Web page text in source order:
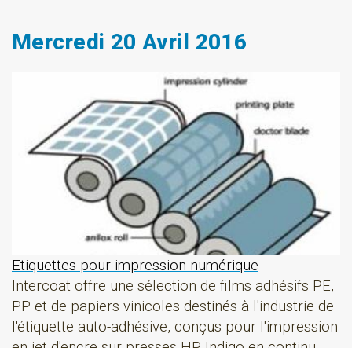
Mercredi 20 Avril 2016
Etiquettes pour impression numérique
Intercoat offre une sélection de films adhésifs PE,
PP et de papiers vinicoles destinés à l'industrie de
l'étiquette auto-adhésive, conçus pour l'impression